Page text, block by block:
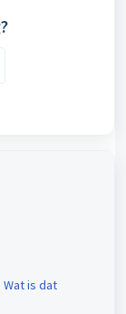
Wat is dat